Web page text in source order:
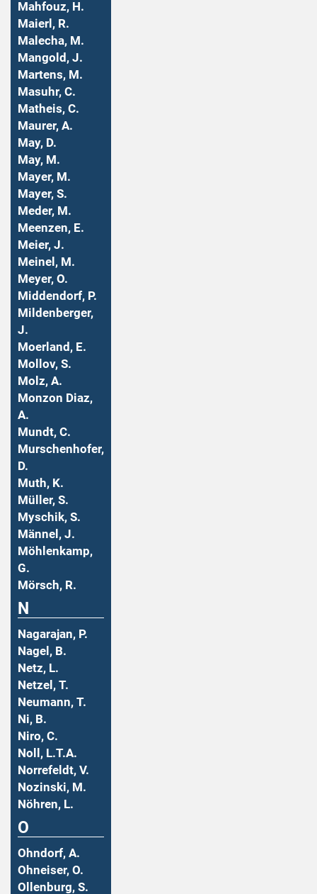
Mahfouz, H.
Maierl, R.
Malecha, M.
Mangold, J.
Martens, M.
Masuhr, C.
Matheis, C.
Maurer, A.
May, D.
May, M.
Mayer, M.
Mayer, S.
Meder, M.
Meenzen, E.
Meier, J.
Meinel, M.
Meyer, O.
Middendorf, P.
Mildenberger,
J.
Moerland, E.
Mollov, S.
Molz, A.
Monzon Diaz,
A.
Mundt, C.
Murschenhofer,
D.
Muth, K.
Müller, S.
Myschik, S.
Männel, J.
Möhlenkamp,
G.
Mörsch, R.
N
Nagarajan, P.
Nagel, B.
Netz, L.
Netzel, T.
Neumann, T.
Ni, B.
Niro, C.
Noll, L.T.A.
Norrefeldt, V.
Nozinski, M.
Nöhren, L.
O
Ohndorf, A.
Ohneiser, O.
Ollenburg, S.